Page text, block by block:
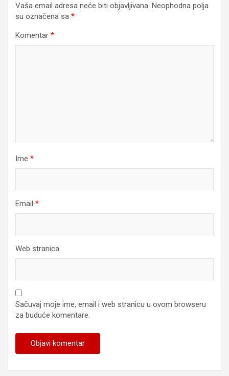
Vaša email adresa neće biti objavljivana. Neophodna polja
su označena sa *
Komentar *
Ime *
Email *
Web stranica
Sačuvaj moje ime, email i web stranicu u ovom browseru
za buduće komentare.